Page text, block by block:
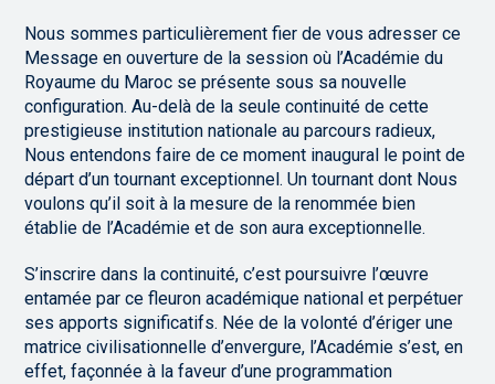
Nous sommes particulièrement fier de vous adresser ce
Message en ouverture de la session où l’Académie du
Royaume du Maroc se présente sous sa nouvelle
configuration. Au-delà de la seule continuité de cette
prestigieuse institution nationale au parcours radieux,
Nous entendons faire de ce moment inaugural le point de
départ d’un tournant exceptionnel. Un tournant dont Nous
voulons qu’il soit à la mesure de la renommée bien
établie de l’Académie et de son aura exceptionnelle.
S’inscrire dans la continuité, c’est poursuivre l’œuvre
entamée par ce fleuron académique national et perpétuer
ses apports significatifs. Née de la volonté d’ériger une
matrice civilisationnelle d’envergure, l’Académie s’est, en
effet, façonnée à la faveur d’une programmation